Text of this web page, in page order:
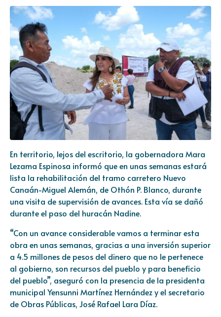
En territorio, lejos del escritorio, la gobernadora Mara
Lezama Espinosa informó que en unas semanas estará
lista la rehabilitación del tramo carretero Nuevo
Canaán-Miguel Alemán, de Othón P. Blanco, durante
una visita de supervisión de avances. Esta vía se dañó
durante el paso del huracán Nadine.
“Con un avance considerable vamos a terminar esta
obra en unas semanas, gracias a una inversión superior
a 4.5 millones de pesos del dinero que no le pertenece
al gobierno, son recursos del pueblo y para beneficio
del pueblo”, aseguró con la presencia de la presidenta
municipal Yensunni Martínez Hernández y el secretario
de Obras Públicas, José Rafael Lara Díaz.